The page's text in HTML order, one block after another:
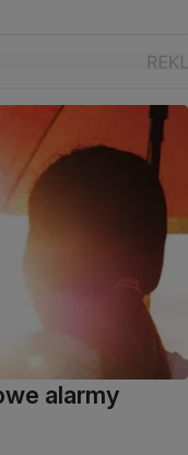
alarmy